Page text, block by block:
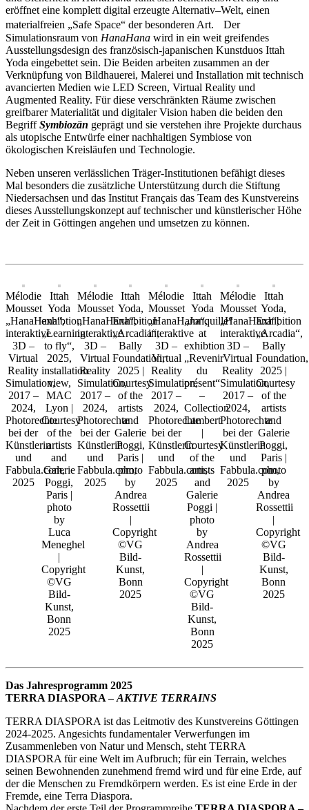
eröffnet eine komplett digital erzeugte Alternativ–Welt, einen
materialfreien „Safe Space“ der besonderen Art. Der
Simulationsraum von HanaHana wird in ein weit greifendes
Ausstellungsdesign des französisch-japanischen Kunstduos Ittah
Yoda eingebettet sein. Die Beiden arbeiten zusammen an der
Verknüpfung von Bildhauerei, Malerei und Installation mit technisch
avancierten Medien wie LED Screen, Virtual Reality und
Augmented Reality. Für diese verschränkten Räume zwischen
greifbarer Materialität und digitaler Vision haben die beiden den
BegriffSymbiozän geprägt und sie verstehen ihre Projekte durchaus
als utopische Entwürfe einer nachhaltigen Symbiose von
ökologischen Kreisläufen und Technologie.
Neben unseren verlässlichen Träger-Institutionen befähigt dieses
Mal besonders die zusätzliche Unterstützung durch die Stiftung
Niedersachsen und das Institut Français das Team des Kunstvereins
dieses Ausstellungskonzept auf technischer und künstlerischer Höhe
der Zeit in Göttingen angehen und umsetzen zu können.
Mélodie
Mousset
„HanaHana“,
interaktive
3D –
Virtual
Reality
Simulation,
2017 –
2024,
Photorechte
bei der
Künstlerin
und
Fabbula.com,
2025
Ittah
Yoda
exhibtion
„Learning
to fly“,
2025,
installation
view,
MAC
Lyon |
Courtesy
of the
artists
and
Galerie
Poggi,
Paris |
photo
by
Luca
Meneghel
|
Copyright
©VG
Bild-
Kunst,
Bonn
2025
Mélodie
Mousset
„HanaHana“,
interaktive
3D –
Virtual
Reality
Simulation,
2017 –
2024,
Photorechte
bei der
Künstlerin
und
Fabbula.com,
2025
Ittah
Yoda,
Exhibition
„Arcadia“,
Bally
Foundation,
2025 |
Courtesy
of the
artists
and
Galerie
Poggi,
Paris |
photo
by
Andrea
Rossettii
|
Copyright
©VG
Bild-
Kunst,
Bonn
2025
Mélodie
Mousset
„HanaHana“,
interaktive
3D –
Virtual
Reality
Simulation,
2017 –
2024,
Photorechte
bei der
Künstlerin
und
Fabbula.com,
2025
Ittah
Yoda
„Jonquille“
at
exhibtion
„Revenir
du
présent“
–
Collection
Lambert
|
Courtesy
of the
artists
and
Galerie
Poggi |
photo
by
Andrea
Rossettii
|
Copyright
©VG
Bild-
Kunst,
Bonn
2025
Mélodie
Mousset
„HanaHana“,
interaktive
3D –
Virtual
Reality
Simulation,
2017 –
2024,
Photorechte
bei der
Künstlerin
und
Fabbula.com,
2025
Ittah
Yoda,
Exhibition
„Arcadia“,
Bally
Foundation,
2025 |
Courtesy
of the
artists
and
Galerie
Poggi,
Paris |
photo
by
Andrea
Rossettii
|
Copyright
©VG
Bild-
Kunst,
Bonn
2025
Das Jahresprogramm 2025
TERRA DIASPORA –AKTIVE TERRAINS
TERRA DIASPORA ist das Leitmotiv des Kunstvereins Göttingen
2024-2025. Angesichts fundamentaler Verwerfungen im
Zusammenleben von Natur und Mensch, steht TERRA
DIASPORA für eine Welt im Aufbruch; für ein Terrain, welches
seinen Bewohnenden zunehmend fremd wird und für eine Erde, auf
der die Menschen zu Fremdkörpern werden. Es ist eine Erde in der
Fremde, eine Terra Diaspora.